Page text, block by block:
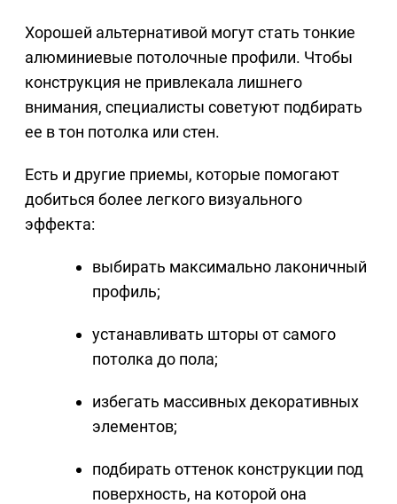
Хорошей альтернативой могут стать тонкие
алюминиевые потолочные профили. Чтобы
конструкция не привлекала лишнего
внимания, специалисты советуют подбирать
ее в тон потолка или стен.
Есть и другие приемы, которые помогают
добиться более легкого визуального
эффекта:
выбирать максимально лаконичный
профиль;
устанавливать шторы от самого
потолка до пола;
избегать массивных декоративных
элементов;
подбирать оттенок конструкции под
поверхность, на которой она